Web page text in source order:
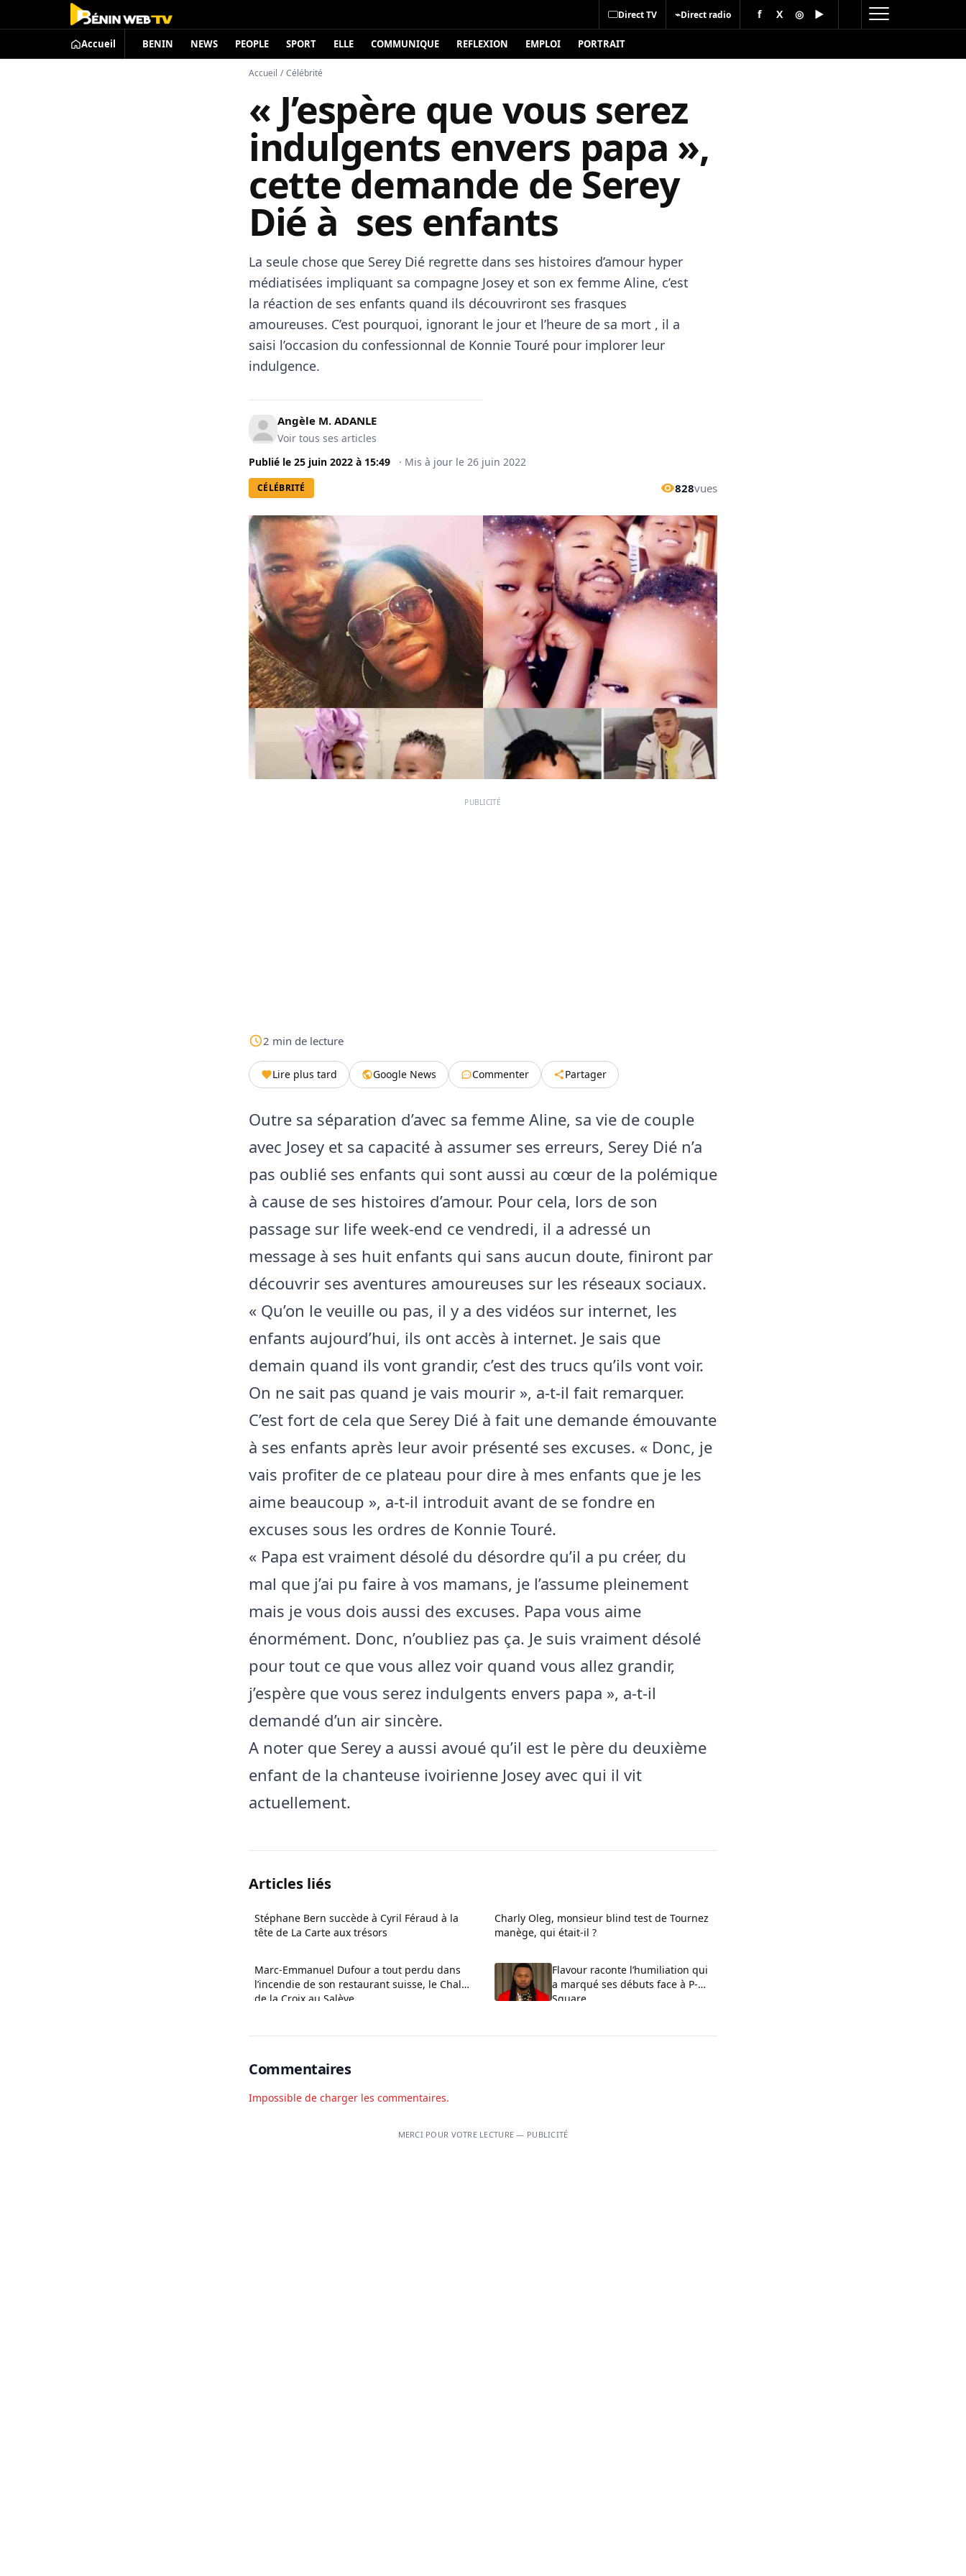
Direct TV ⌁Direct radio f X ◎ ▶
Accueil BENIN NEWS PEOPLE SPORT ELLE COMMUNIQUE REFLEXION EMPLOI PORTRAIT
Accueil / Célébrité
« J’espère que vous serez
indulgents envers papa »,
cette demande de Serey
Dié à ses enfants
La seule chose que Serey Dié regrette dans ses histoires d’amour hyper
médiatisées impliquant sa compagne Josey et son ex femme Aline, c’est
la réaction de ses enfants quand ils découvriront ses frasques
amoureuses. C’est pourquoi, ignorant le jour et l’heure de sa mort , il a
saisi l’occasion du confessionnal de Konnie Touré pour implorer leur
indulgence.
Angèle M. ADANLE
Voir tous ses articles
Publié le 25 juin 2022 à 15:49 · Mis à jour le 26 juin 2022
CÉLÉBRITÉ 828vues
PUBLICITÉ
2 min de lecture
Lire plus tard Google News Commenter Partager
Outre sa séparation d’avec sa femme Aline, sa vie de couple
avec Josey et sa capacité à assumer ses erreurs, Serey Dié n’a
pas oublié ses enfants qui sont aussi au cœur de la polémique
à cause de ses histoires d’amour. Pour cela, lors de son
passage sur life week-end ce vendredi, il a adressé un
message à ses huit enfants qui sans aucun doute, finiront par
découvrir ses aventures amoureuses sur les réseaux sociaux.
« Qu’on le veuille ou pas, il y a des vidéos sur internet, les
enfants aujourd’hui, ils ont accès à internet. Je sais que
demain quand ils vont grandir, c’est des trucs qu’ils vont voir.
On ne sait pas quand je vais mourir », a-t-il fait remarquer.
C’est fort de cela que Serey Dié à fait une demande émouvante
à ses enfants après leur avoir présenté ses excuses. « Donc, je
vais profiter de ce plateau pour dire à mes enfants que je les
aime beaucoup », a-t-il introduit avant de se fondre en
excuses sous les ordres de Konnie Touré.
« Papa est vraiment désolé du désordre qu’il a pu créer, du
mal que j’ai pu faire à vos mamans, je l’assume pleinement
mais je vous dois aussi des excuses. Papa vous aime
énormément. Donc, n’oubliez pas ça. Je suis vraiment désolé
pour tout ce que vous allez voir quand vous allez grandir,
j’espère que vous serez indulgents envers papa », a-t-il
demandé d’un air sincère.
A noter que Serey a aussi avoué qu’il est le père du deuxième
enfant de la chanteuse ivoirienne Josey avec qui il vit
actuellement.
Articles liés
Stéphane Bern succède à Cyril Féraud à la
tête de La Carte aux trésors
Charly Oleg, monsieur blind test de Tournez
manège, qui était-il ?
Marc-Emmanuel Dufour a tout perdu dans
l’incendie de son restaurant suisse, le Chalet
de la Croix au Salève
Flavour raconte l’humiliation qui
a marqué ses débuts face à P-
Square
Commentaires
Impossible de charger les commentaires.
MERCI POUR VOTRE LECTURE — PUBLICITÉ